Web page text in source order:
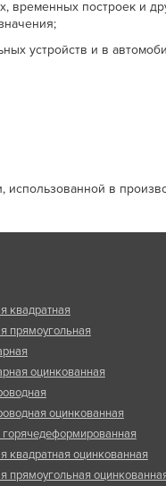
построек и
устройств и в
в
квадратная
прямоугольная
оцинкованная
оцинкованная
квадратная оцинкованная
прямоугольная